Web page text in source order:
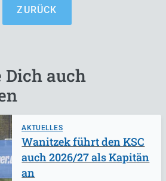
ZURÜCK
Dich auch
AKTUELLES
Wanitzek führt den KSC
auch 2026/27 als Kapitän
an